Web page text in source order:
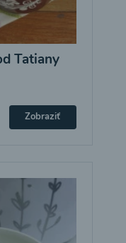
Tatiany
Zobraziť